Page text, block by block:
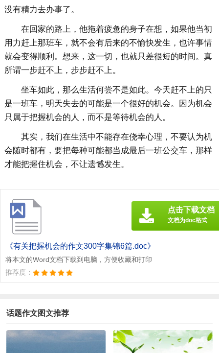
没有精力去办事了。
在回家的路上，他拖着疲惫的身子在想，如果他当初
用力赶上那班车，就不会有后来的不愉快发生，也许事情
就会变得顺利。想来，这一切，也就只差很短的时间。真
所谓一步赶不上，步步赶不上。
坐车如此，那么生活何尝不是如此。今天赶不上的只
是一班车，明天失去的可能是一个很好的机会。因为机会
只属于把握机会的人，而不是等待机会的人。
其实，我们在生活中不能存在侥幸心理，不要认为机
会随时都有，要把每种可能都当成最后一班公交车，那样
才能把握住机会，不让遗憾发生。
《有关把握机会的作文300字集锦6篇.doc》
将本文的Word文档下载到电脑，方便收藏和打印
推荐度：
点击下载文档
文档为doc格式
话题作文图文推荐